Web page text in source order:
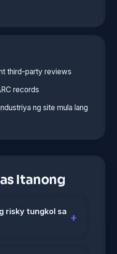
third-party reviews
records
ng site mula lang
Itanong
risky tungkol sa